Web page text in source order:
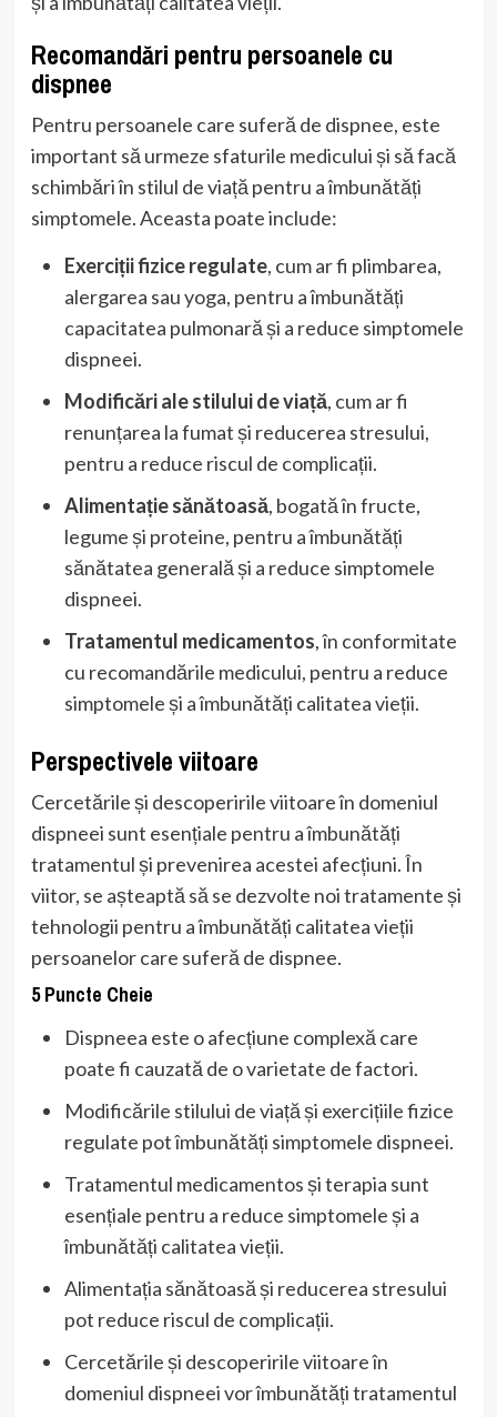
Recomandări pentru persoanele cu
dispnee
Pentru persoanele care suferă de dispnee, este
important să urmeze sfaturile medicului și să facă
schimbări în stilul de viață pentru a îmbunătăți
simptomele. Aceasta poate include:
Exerciții fizice regulate, cum ar fi plimbarea,
alergarea sau yoga, pentru a îmbunătăți
capacitatea pulmonară și a reduce simptomele
dispneei.
Modificări ale stilului de viață, cum ar fi
renunțarea la fumat și reducerea stresului,
pentru a reduce riscul de complicații.
Alimentație sănătoasă, bogată în fructe,
legume și proteine, pentru a îmbunătăți
sănătatea generală și a reduce simptomele
dispneei.
Tratamentul medicamentos, în conformitate
cu recomandările medicului, pentru a reduce
simptomele și a îmbunătăți calitatea vieții.
Perspectivele viitoare
Cercetările și descoperirile viitoare în domeniul
dispneei sunt esențiale pentru a îmbunătăți
tratamentul și prevenirea acestei afecțiuni. În
viitor, se așteaptă să se dezvolte noi tratamente și
tehnologii pentru a îmbunătăți calitatea vieții
persoanelor care suferă de dispnee.
5 Puncte Cheie
Dispneea este o afecțiune complexă care
poate fi cauzată de o varietate de factori.
Modificările stilului de viață și exercițiile fizice
regulate pot îmbunătăți simptomele dispneei.
Tratamentul medicamentos și terapia sunt
esențiale pentru a reduce simptomele și a
îmbunătăți calitatea vieții.
Alimentația sănătoasă și reducerea stresului
pot reduce riscul de complicații.
Cercetările și descoperirile viitoare în
domeniul dispneei vor îmbunătăți tratamentul